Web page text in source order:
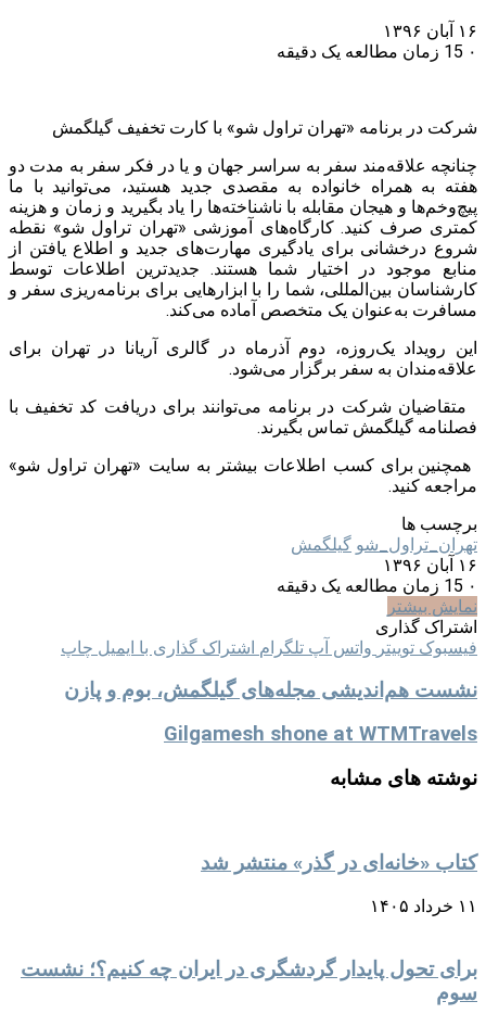
۱۶ آبان ۱۳۹۶
۰
زمان مطالعه یک دقیقه
شرکت در برنامه «تهران تراول شو» با کارت تخفیف گیلگمش
چنانچه علاقه‌مند سفر به سراسر جهان و یا در فکر سفر به مدت دو
هفته به همراه خانواده به مقصدی جدید هستید، می‌توانید با ما
پیچ‌و‌خم‌ها و هیجان مقابله با ناشناخته‌ها را یاد بگیرید و زمان و هزینه
کمتری صرف کنید. کارگاه‌های آموزشی «تهران تراول شو» نقطه
شروع درخشانی برای یادگیری مهارت‌های جدید و اطلاع یافتن از
منابع موجود در اختیار شما هستند. جدیدترین اطلاعات توسط
کارشناسان بین‌المللی، شما را با ابزارهایی برای برنامه‌ریزی سفر و
مسافرت به‌عنوان یک متخصص آماده می‌کند.
این رویداد یک‌روزه، دوم آذرماه در گالری آریانا در تهران برای
علاقه‌مندان به سفر برگزار می‌شود.
متقاضیان شرکت در برنامه می‌توانند برای دریافت کد تخفیف با
فصلنامه گیلگمش تماس بگیرند.
همچنین برای کسب اطلاعات بیشتر به سایت «تهران تراول شو»
مراجعه کنید.
برچسب ها
تهران_تراول_شو گیلگمش
۱۶ آبان ۱۳۹۶
۰
زمان مطالعه یک دقیقه
نمایش بیشتر
اشتراک گذاری
فیسبوک توییتر واتس آپ تلگرام اشتراک گذاری با ایمیل چاپ
نشست هم‌اندیشی مجله‌های گیلگمش، بوم و پازن
Gilgamesh shone at WTMTravels
نوشته های مشابه
کتاب «خانه‌ای در گذر» منتشر شد
۱۱ خرداد ۱۴۰۵
برای تحول پایدار گردشگری در ایران چه کنیم؟؛ نشست
سوم